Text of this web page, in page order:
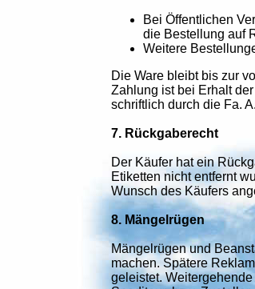
Bei Öffentlichen
die Bestellung auf
Weitere
Die Ware bleibt bis zur
Zahlung ist bei Erhalt
schriftlich durch die Fa.
7. Rückgaberecht
Der Käufer hat ein
Etiketten nicht entfernt
Wunsch des Käufers
8. Mängelrügen
Mängelrügen und
machen. Spätere
geleistet.